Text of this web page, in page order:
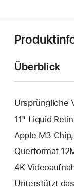
Überblick
Ursprüngliche
11" Liquid
Apple M3
Querformat
4K
Unterstützt